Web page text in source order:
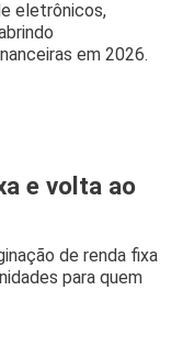
eletrônicos,
em 2026.
e volta ao
de renda fixa
para quem